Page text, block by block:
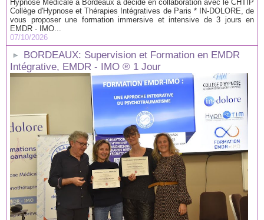
Hypnose Médicale à Bordeaux a décidé en collaboration avec le CHTIP
Collège d'Hypnose et Thérapies Intégratives de Paris * IN-DOLORE, de
vous proposer une formation immersive et intensive de 3 jours en
EMDR - IMO...
07/10/2026
BORDEAUX: Supervision et Formation en EMDR
Intégrative, EMDR - IMO ® 1 Jour